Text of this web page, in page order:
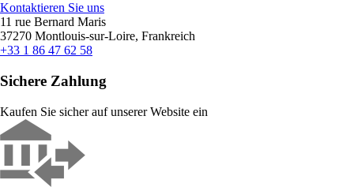
Kontaktieren Sie uns
11 rue Bernard Maris
37270 Montlouis-sur-Loire, Frankreich
+33 1 86 47 62 58
Sichere Zahlung
Kaufen Sie sicher auf unserer Website ein